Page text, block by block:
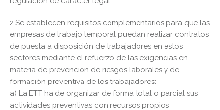
2.Se establecen requisitos complementarios para que las
empresas de trabajo temporal puedan realizar contratos
de puesta a disposición de trabajadores en estos
sectores mediante el refuerzo de las exigencias en
materia de prevención de riesgos laborales y de
formación preventiva de los trabajadores:
a) La ETT ha de organizar de forma total o parcial sus
actividades preventivas con recursos propios